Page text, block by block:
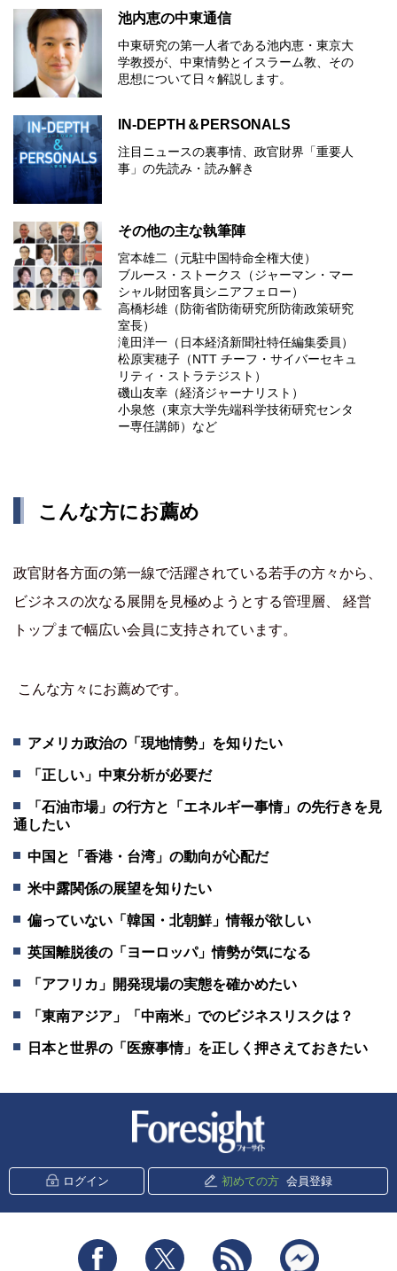
池内恵の中東通信
中東研究の第⼀⼈者である池内恵・東京⼤
学教授が、中東情勢とイスラーム教、その
思想について⽇々解説します。
IN-DEPTH＆PERSONALS
注目ニュースの裏事情、政官財界「重要人
事」の先読み・読み解き
その他の主な執筆陣
宮本雄二（元駐中国特命全権大使）
ブルース・ストークス（ジャーマン・マー
シャル財団客員シニアフェロー）
高橋杉雄（防衛省防衛研究所防衛政策研究
室長）
滝田洋一（日本経済新聞社特任編集委員）
松原実穂子（NTT チーフ・サイバーセキュ
リティ・ストラテジスト）
磯山友幸（経済ジャーナリスト）
小泉悠（東京大学先端科学技術研究センタ
ー専任講師）など
こんな方にお薦め
政官財各方面の第一線で活躍されている若手の方々から、
ビジネスの次なる展開を見極めようとする管理層、 経営
トップまで幅広い会員に支持されています。
こんな方々にお薦めです。
アメリカ政治の「現地情勢」を知りたい
「正しい」中東分析が必要だ
「石油市場」の行方と「エネルギー事情」の先行きを見
通したい
中国と「香港・台湾」の動向が心配だ
米中露関係の展望を知りたい
偏っていない「韓国・北朝鮮」情報が欲しい
英国離脱後の「ヨーロッパ」情勢が気になる
「アフリカ」開発現場の実態を確かめたい
「東南アジア」「中南米」でのビジネスリスクは？
日本と世界の「医療事情」を正しく押さえておきたい
ログイン 初めての方 会員登録
Facebook Twitter RSS